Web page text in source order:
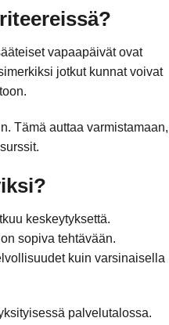
vapaapäivät ovat
jotkut kunnat voivat
Tämä auttaa varmistamaan,
keskeytyksettä.
sopiva tehtävään.
kuin varsinaisella
palvelutalossa.